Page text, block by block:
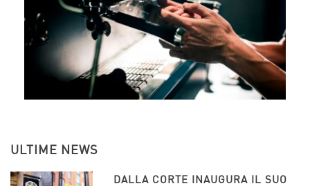
ULTIME NEWS
DALLA CORTE INAUGURA IL SUO